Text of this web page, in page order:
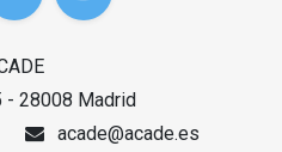
- 28008 Madrid
acade@acade.es